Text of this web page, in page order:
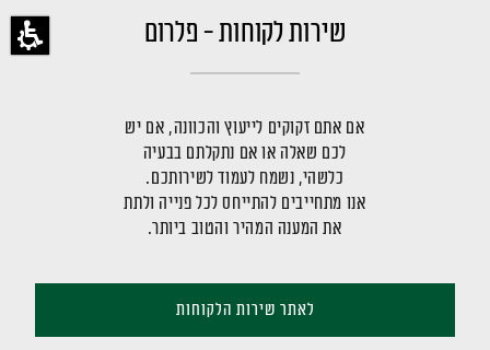
שירות לקוחות - פלרום
אם אתם זקוקים לייעוץ והכוונה, אם יש
לכם שאלה או אם נתקלתם בבעיה
כלשהי, נשמח לעמוד לשירותכם.
אנו מתחייבים להתייחס לכל פנייה ולתת
את המענה המהיר והטוב ביותר.
לאתר שירות הלקוחות